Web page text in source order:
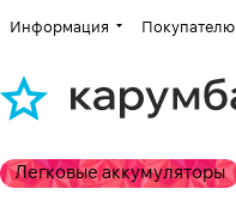
Информация Покупателю
Легковые аккумуляторы